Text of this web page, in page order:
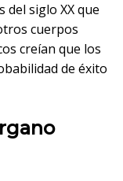
siglo XX que
cuerpos
creían que los
de éxito